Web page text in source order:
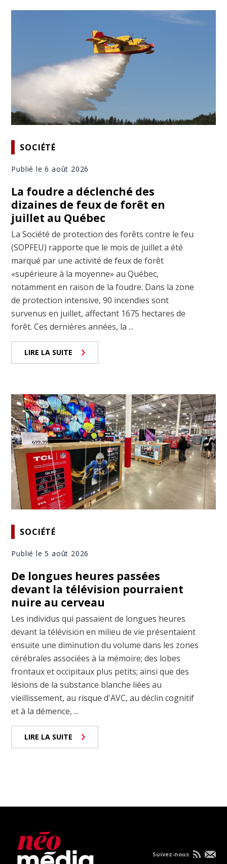
SOCIÉTÉ
Publié le 6 août 2026
La foudre a déclenché des
dizaines de feux de forêt en
juillet au Québec
La Société de protection des forêts contre le feu
(SOPFEU) rapporte que le mois de juillet a été
marqué par une activité de feux de forêt
«supérieure à la moyenne» au Québec,
notamment en raison de la foudre. Dans la zone
de protection intensive, 90 incendies sont
survenus en juillet, affectant 1675 hectares de
forêt. Ces dernières années, la ...
LIRE LA SUITE
SOCIÉTÉ
Publié le 5 août 2026
De longues heures passées
devant la télévision pourraient
nuire au cerveau
Les individus qui passaient de longues heures
devant la télévision en milieu de vie présentaient
ensuite une diminution du volume dans les zones
cérébrales associées à la mémoire; des lobes
frontaux et occipitaux plus petits; ainsi que des
lésions de la substance blanche liées au
vieillissement, au risque d'AVC, au déclin cognitif
et à la démence, ...
LIRE LA SUITE
Suivez-nous